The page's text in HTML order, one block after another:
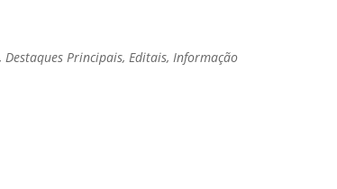
, Destaques Principais, Editais, Informação